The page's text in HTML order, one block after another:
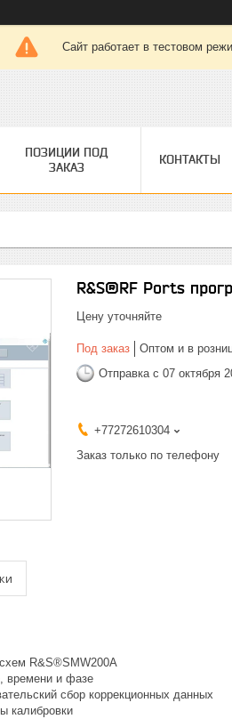
Сайт работает в тестовом
ПОЗИЦИИ ПОД
ЗАКАЗ
КОНТАКТЫ
R&S®RF Ports
Цену уточняйте
Под заказ Оптом и в
Отправка с 07 октября
+77272610304
Заказ только по телефону
R&S®SMW200A
времени и фазе
сбор коррекционных данных
калибровки